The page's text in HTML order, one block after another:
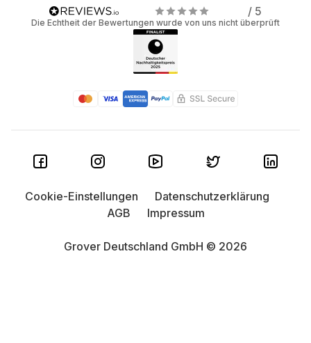
/ 5
Die Echtheit der Bewertungen wurde von uns nicht überprüft
Grover Deutschland GmbH © 2026
Cookie-Einstellungen
Datenschutzerklärung
AGB
Impressum